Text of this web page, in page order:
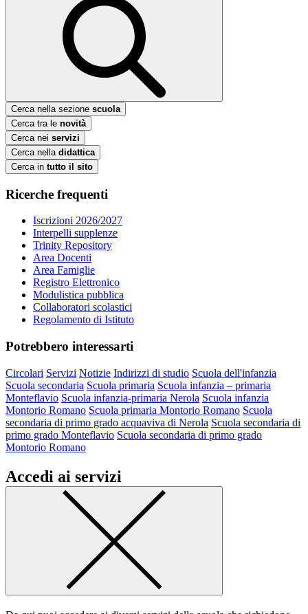
Cerca nella sezione scuola
Cerca tra le novità
Cerca nei servizi
Cerca nella didattica
Cerca in tutto il sito
Ricerche frequenti
Iscrizioni 2026/2027
Interpelli supplenze
Trinity Repository
Area Docenti
Area Famiglie
Registro Elettronico
Modulistica pubblica
Collaboratori scolastici
Regolamento di Istituto
Potrebbero interessarti
Circolari Servizi Notizie Indirizzi di studio Scuola dell'infanzia
Scuola secondaria Scuola primaria Scuola infanzia – primaria
Monteflavio Scuola infanzia-primaria Nerola Scuola infanzia
Montorio Romano Scuola primaria Montorio Romano Scuola
secondaria di primo grado acquaviva di Nerola Scuola secondaria di
primo grado Monteflavio Scuola secondaria di primo grado
Montorio Romano
Accedi ai servizi